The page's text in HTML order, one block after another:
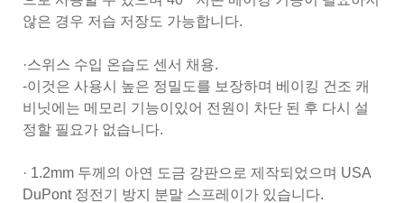
않은 경우 저습 저장도 가능합니다.
·스위스 수입 온습도 센서 채용.
-이것은 사용시 높은 정밀도를 보장하며 베이킹 건조 캐
비닛에는 메모리 기능이있어 전원이 차단 된 후 다시 설
정할 필요가 없습니다.
· 1.2mm 두께의 아연 도금 강판으로 제작되었으며 USA
DuPont 정전기 방지 분말 스프레이가 있습니다.